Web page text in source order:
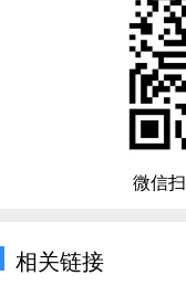
微信
相关链接